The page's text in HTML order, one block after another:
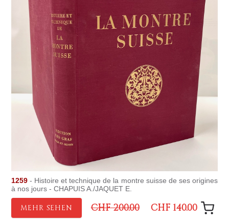
1259 - Histoire et technique de la montre suisse de ses origines
à nos jours - CHAPUIS A./JAQUET E.
MEHR SEHEN CHF 200.00 CHF 140.00